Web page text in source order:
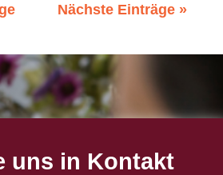
Nächste Einträge »
uns in Kontakt